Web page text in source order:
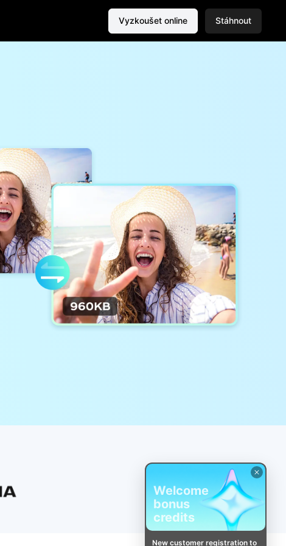
Vyzkoušet online Stáhnout
Welcome
bonus
credits
New customer registration to